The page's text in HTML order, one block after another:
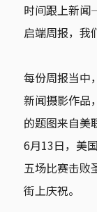
时间跟上新
启端周报，我
每份周报当中
新闻摄影作品
的题图来自美
6月13日，美
五场比赛击败
街上庆祝。